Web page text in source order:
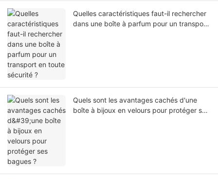
Quelles caractéristiques faut-il rechercher
dans une boîte à parfum pour un transport
Quels sont les avantages cachés d'une
boîte à bijoux en velours pour protéger ses